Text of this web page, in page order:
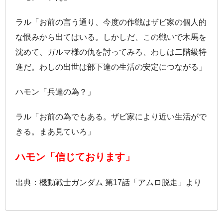
ラル「お前の言う通り、今度の作戦はザビ家の個人的
な恨みから出てはいる。しかしだ、この戦いで木馬を
沈めて、ガルマ様の仇を討ってみろ、わしは二階級特
進だ。わしの出世は部下達の生活の安定につながる」
ハモン「兵達の為？」
ラル「お前の為でもある。ザビ家により近い生活がで
きる。まあ見ていろ」
ハモン「信じております」
出典：機動戦士ガンダム 第17話「アムロ脱走」より